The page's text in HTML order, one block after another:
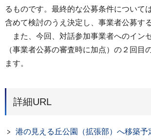
るものです。最終的な公募条件について
含めて検討のうえ決定し、事業者公募す
また、今回、対話参加事業者へのイン
（事業者公募の審査時に加点）の２回目
ます。
詳細URL
港の見える丘公園（拡張部）へ移築予